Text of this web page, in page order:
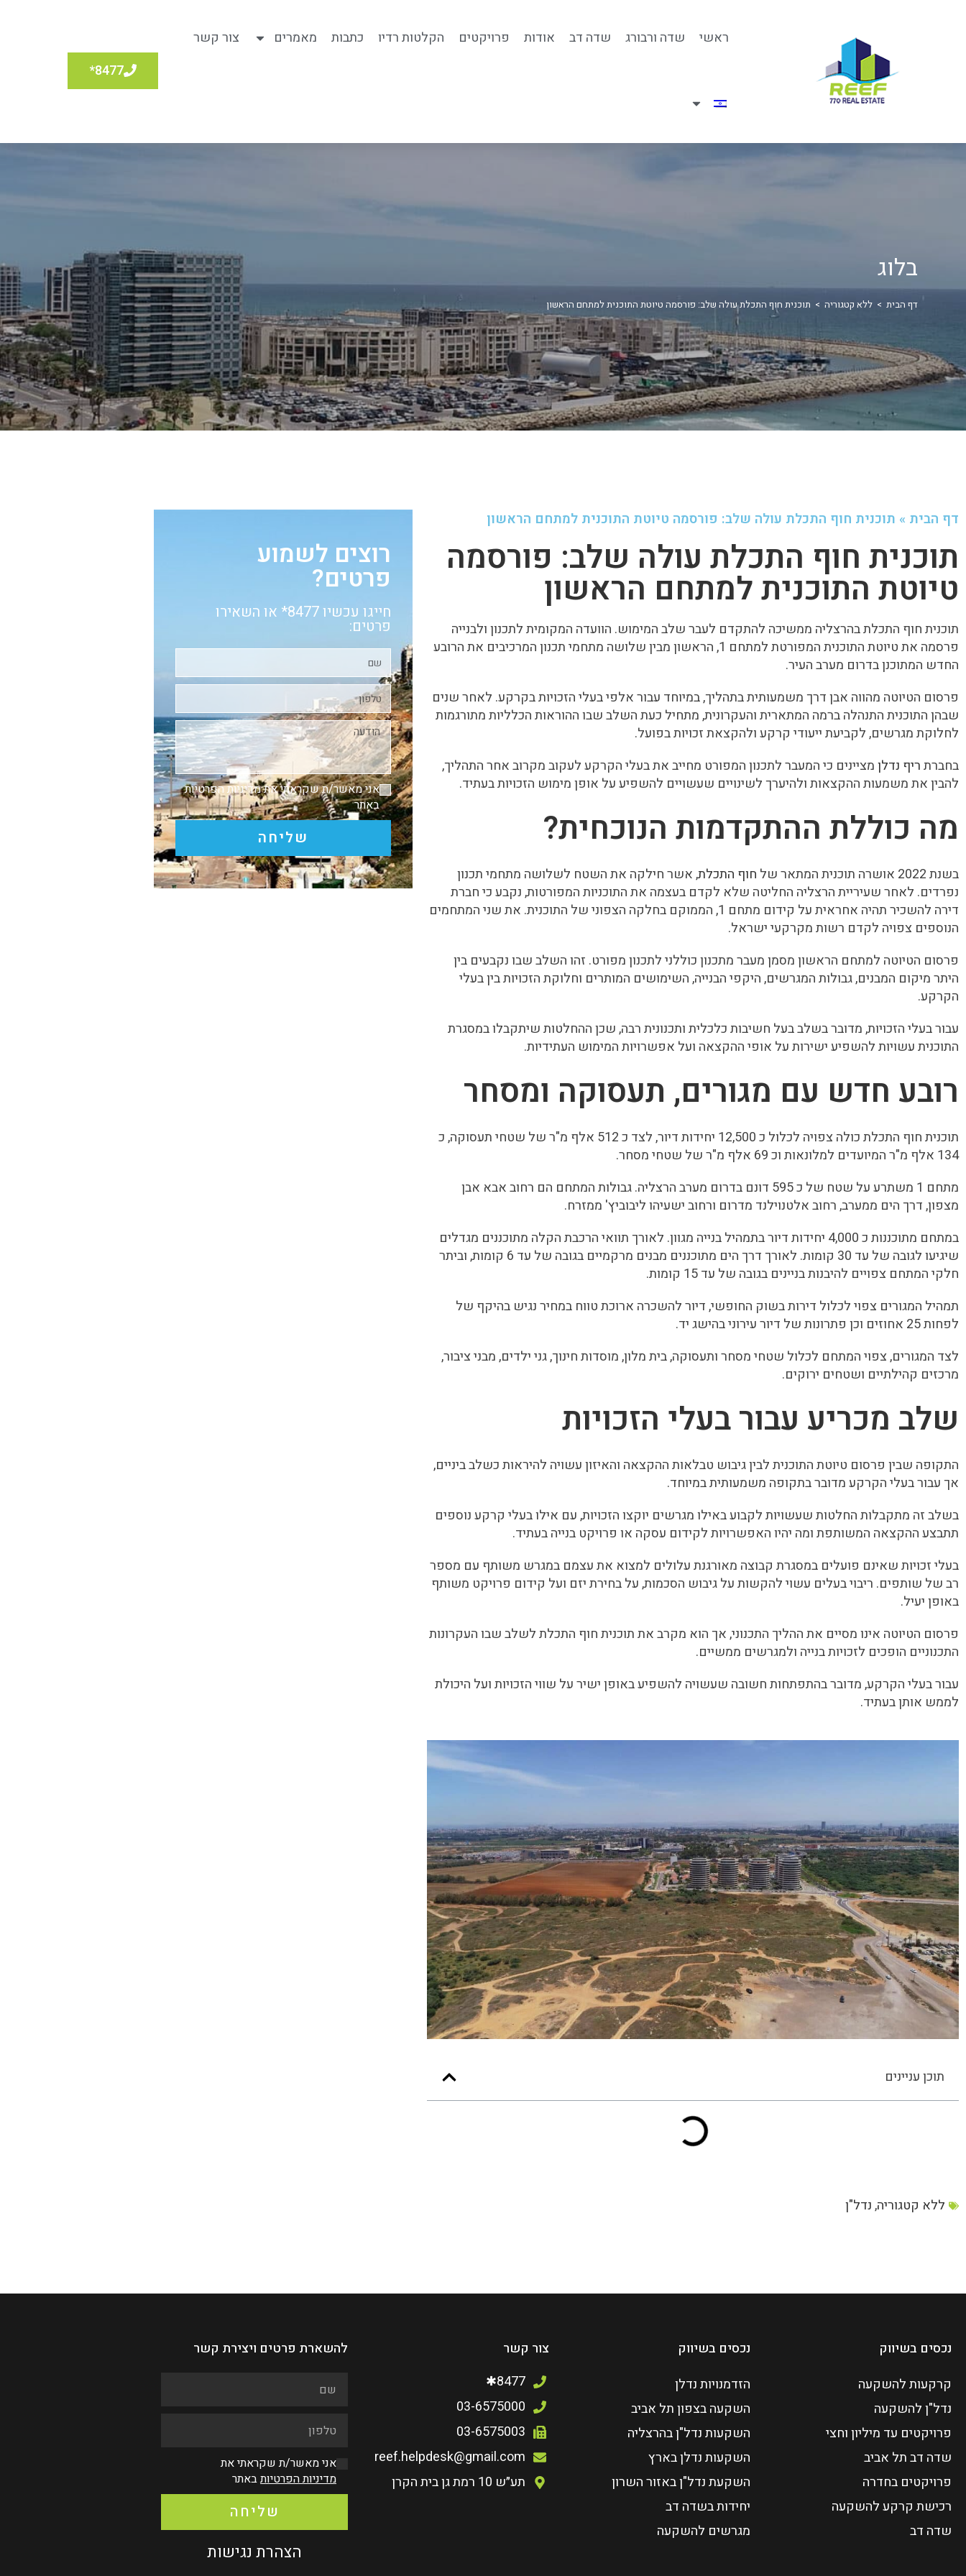
ראשי שדה ורבורג שדה דב אודות פרויקטים הקלטות רדיו כתבות מאמרים
צור קשר
8477*
בלוג
דף הבית > ללא קטגוריה > תוכנית חוף התכלת עולה שלב: פורסמה טיוטת התוכנית למתחם הראשון
דף הבית » תוכנית חוף התכלת עולה שלב: פורסמה טיוטת התוכנית למתחם הראשון
תוכנית חוף התכלת עולה שלב: פורסמה
טיוטת התוכנית למתחם הראשון
תוכנית חוף התכלת בהרצליה ממשיכה להתקדם לעבר שלב המימוש. הוועדה המקומית לתכנון ולבנייה
פרסמה את טיוטת התוכנית המפורטת למתחם 1, הראשון מבין שלושה מתחמי תכנון המרכיבים את הרובע
החדש המתוכנן בדרום מערב העיר.
פרסום הטיוטה מהווה אבן דרך משמעותית בתהליך, במיוחד עבור אלפי בעלי הזכויות בקרקע. לאחר שנים
שבהן התוכנית התנהלה ברמה המתארית והעקרונית, מתחיל כעת השלב שבו ההוראות הכלליות מתורגמות
לחלוקת מגרשים, לקביעת ייעודי קרקע ולהקצאת זכויות בפועל.
בחברתריף נדלןמציינים כי המעבר לתכנון המפורט מחייב את בעלי הקרקע לעקוב מקרוב אחר התהליך,
להבין את משמעות ההקצאות ולהיערך לשינויים שעשויים להשפיע על אופן מימוש הזכויות בעתיד.
מה כוללת ההתקדמות הנוכחית?
בשנת 2022 אושרה תוכנית המתאר של חוף התכלת, אשר חילקה את השטח לשלושה מתחמי תכנון
נפרדים. לאחר שעיריית הרצליה החליטה שלא לקדם בעצמה את התוכניות המפורטות, נקבע כי חברת
דירה להשכיר תהיה אחראית על קידום מתחם 1, הממוקם בחלקה הצפוני של התוכנית. את שני המתחמים
הנוספים צפויה לקדם רשות מקרקעי ישראל.
פרסום הטיוטה למתחם הראשון מסמן מעבר מתכנון כוללני לתכנון מפורט. זהו השלב שבו נקבעים בין
היתר מיקום המבנים, גבולות המגרשים, היקפי הבנייה, השימושים המותרים וחלוקת הזכויות בין בעלי
הקרקע.
עבור בעלי הזכויות, מדובר בשלב בעל חשיבות כלכלית ותכנונית רבה, שכן ההחלטות שיתקבלו במסגרת
התוכנית עשויות להשפיע ישירות על אופי ההקצאה ועל אפשרויות המימוש העתידיות.
רובע חדש עם מגורים, תעסוקה ומסחר
תוכנית חוף התכלת כולה צפויה לכלול כ 12,500 יחידות דיור, לצד כ 512 אלף מ"ר של שטחי תעסוקה, כ
134 אלף מ"ר המיועדים למלונאות וכ 69 אלף מ"ר של שטחי מסחר.
מתחם 1 משתרע על שטח של כ 595 דונם בדרום מערב הרצליה. גבולות המתחם הם רחוב אבא אבן
מצפון, דרך הים ממערב, רחוב אלטנוילנד מדרום ורחוב ישעיהו ליבוביץ' ממזרח.
במתחם מתוכננות כ 4,000 יחידות דיור בתמהיל בנייה מגוון. לאורך תוואי הרכבת הקלה מתוכננים מגדלים
שיגיעו לגובה של עד 30 קומות. לאורך דרך הים מתוכננים מבנים מרקמיים בגובה של עד 6 קומות, וביתר
חלקי המתחם צפויים להיבנות בניינים בגובה של עד 15 קומות.
תמהיל המגורים צפוי לכלול דירות בשוק החופשי, דיור להשכרה ארוכת טווח במחיר נגיש בהיקף של
לפחות 25 אחוזים וכן פתרונות של דיור עירוני בהישג יד.
לצד המגורים, צפוי המתחם לכלול שטחי מסחר ותעסוקה, בית מלון, מוסדות חינוך, גני ילדים, מבני ציבור,
מרכזים קהילתיים ושטחים ירוקים.
שלב מכריע עבור בעלי הזכויות
התקופה שבין פרסום טיוטת התוכנית לבין גיבוש טבלאות ההקצאה והאיזון עשויה להיראות כשלב ביניים,
אך עבור בעלי הקרקע מדובר בתקופה משמעותית במיוחד.
בשלב זה מתקבלות החלטות שעשויות לקבוע באילו מגרשים יוקצו הזכויות, עם אילו בעלי קרקע נוספים
תתבצע ההקצאה המשותפת ומה יהיו האפשרויות לקידום עסקה או פרויקט בנייה בעתיד.
בעלי זכויות שאינם פועלים במסגרת קבוצה מאורגנת עלולים למצוא את עצמם במגרש משותף עם מספר
רב של שותפים. ריבוי בעלים עשוי להקשות על גיבוש הסכמות, על בחירת יזם ועל קידום פרויקט משותף
באופן יעיל.
פרסום הטיוטה אינו מסיים את ההליך התכנוני, אך הוא מקרב את תוכנית חוף התכלת לשלב שבו העקרונות
התכנוניים הופכים לזכויות בנייה ולמגרשים ממשיים.
עבור בעלי הקרקע, מדובר בהתפתחות חשובה שעשויה להשפיע באופן ישיר על שווי הזכויות ועל היכולת
לממש אותן בעתיד.
תוכן עניינים
ללא קטגוריה,נדל"ן
רוצים לשמוע
פרטים?
חייגו עכשיו 8477* או השאירו
פרטים:
אני מאשר/ת שקראתי אתמדיניות הפרטיות
באתר
שליחה
נכסים בשיווק
קרקעות להשקעה
נדל"ן להשקעה
פרויקטים עד מיליון וחצי
שדה דב תל אביב
פרויקטים בחדרה
רכישת קרקע להשקעה
שדה דב
נכסים בשיווק
הזדמנויות נדלן
השקעה בצפון תל אביב
השקעות נדל"ן בהרצליה
השקעות נדלן בארץ
השקעת נדל"ן באזור השרון
יחידות בשדה דב
מגרשים להשקעה
צור קשר
8477✱
03-6575000
03-6575003
reef.helpdesk@gmail.com
תע״ש 10 רמת גן בית הקרן
להשארת פרטים ויצירת קשר
אני מאשר/ת שקראתי את
מדיניות הפרטיותבאתר
שליחה
הצהרת נגישות